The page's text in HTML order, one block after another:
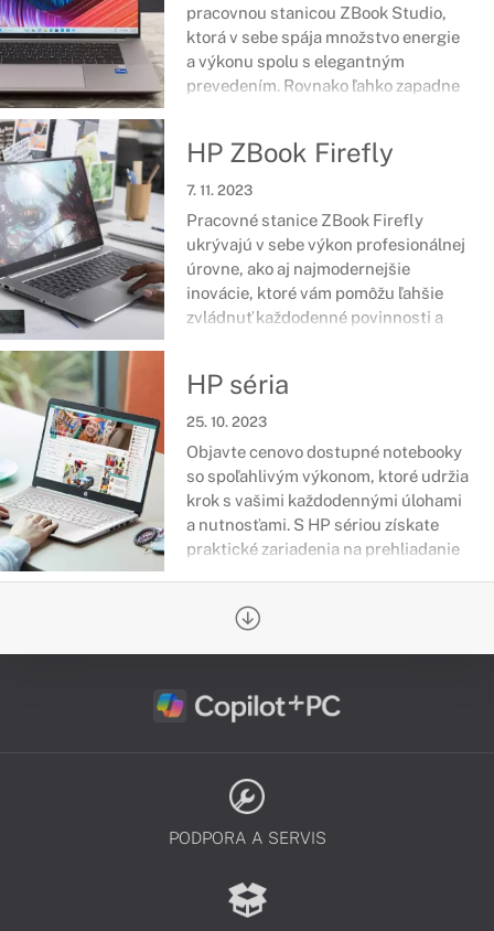
pracovnou stanicou ZBook Studio,
ktorá v sebe spája množstvo energie
a výkonu spolu s elegantným
prevedením. Rovnako ľahko zapadne
dizajnové aplikácie.
HP ZBook Firefly
7. 11. 2023
Pracovné stanice ZBook Firefly
ukrývajú v sebe výkon profesionálnej
úrovne, ako aj najmodernejšie
inovácie, ktoré vám pomôžu ľahšie
zvládnuť každodenné povinnosti a
tvorbu 2D či 3D návrhov a množstvo
ďalšieho.
HP séria
25. 10. 2023
Objavte cenovo dostupné notebooky
so spoľahlivým výkonom, ktoré udržia
krok s vašimi každodennými úlohami
a nutnosťami. S HP sériou získate
praktické zariadenia na prehliadanie
PODPORA A SERVIS